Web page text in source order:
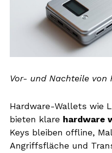
Vor- und Nachteile von
Hardware-Wallets wie
bieten klare hardware
Keys bleiben offline,
Angriffsfläche und